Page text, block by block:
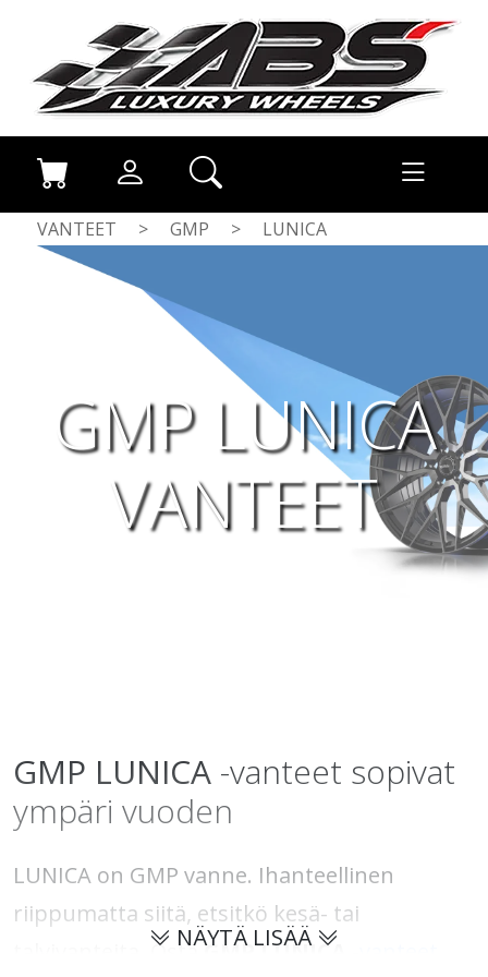
VANTEET > GMP > LUNICA
GMP LUNICA
VANTEET
GMP LUNICA -vanteet sopivat
ympäri vuoden
LUNICA on GMP vanne. Ihanteellinen
riippumatta siitä, etsitkö kesä- tai
talvivanteita. Osta GMP LUNICA
NÄYTÄ LISÄÄ